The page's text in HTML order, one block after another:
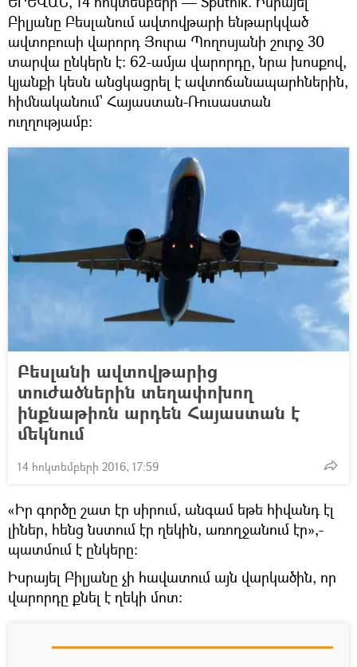
Բիլյանը Բեսլանում ավտովթարի ենթարկված
ավտոբուսի վարորդ Յուրա Պողոսյանի շուրջ 30
տարվա ընկերն է: 62-ամյա վարորդը, նրա խոսքով,
կյանքի կեսն անցկացրել է ավտոճանապարհներին,
հիմնականում՝ Հայաստան-Ռուսաստան
ուղղությամբ:
Բեսլանի ավտովթարից
տուժածներին տեղափոխող
ինքնաթիռն արդեն Հայաստան է
մեկնում
14 հոկտեմբերի 2016, 17:59
«Իր գործը շատ էր սիրում, անգամ եթե հիվանդ էլ
լիներ, հենց նստում էր ղեկին, առողջանում էր»,-
պատմում է ընկերը:
Իսրայել Բիլյանը չի հավատում այն վարկածին, որ
վարորդը քնել է ղեկի մոտ: